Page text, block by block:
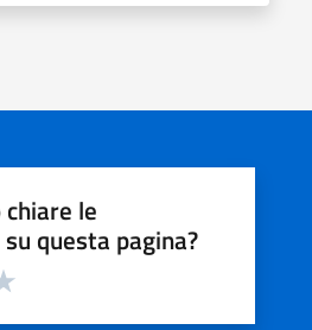
le
questa pagina?
pagina